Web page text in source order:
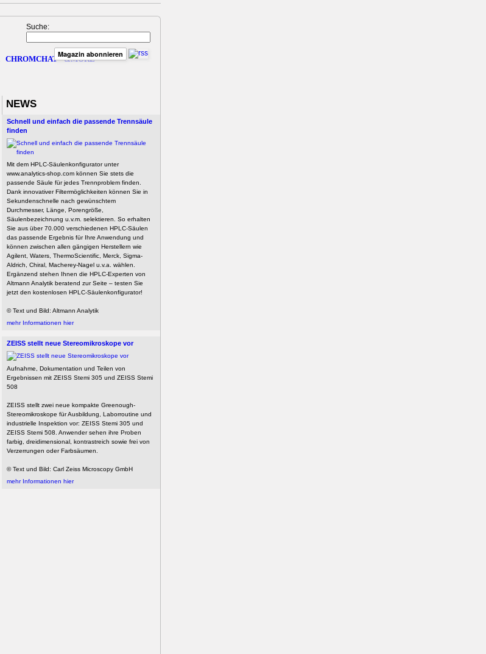
Suche:
Magazin abonnieren
CHROMCHAT &MORE
NEWS
Schnell und einfach die passende Trennsäule
finden
Mit dem HPLC-Säulenkonfigurator unter
www.analytics-shop.com können Sie stets die
passende Säule für jedes Trennproblem finden.
Dank innovativer Filtermöglichkeiten können Sie in
Sekundenschnelle nach gewünschtem
Durchmesser, Länge, Porengröße,
Säulenbezeichnung u.v.m. selektieren. So erhalten
Sie aus über 70.000 verschiedenen HPLC-Säulen
das passende Ergebnis für Ihre Anwendung und
können zwischen allen gängigen Herstellern wie
Agilent, Waters, ThermoScientific, Merck, Sigma-
Aldrich, Chiral, Macherey-Nagel u.v.a. wählen.
Ergänzend stehen Ihnen die HPLC-Experten von
Altmann Analytik beratend zur Seite – testen Sie
jetzt den kostenlosen HPLC-Säulenkonfigurator!
© Text und Bild: Altmann Analytik
mehr Informationen hier
ZEISS stellt neue Stereomikroskope vor
Aufnahme, Dokumentation und Teilen von
Ergebnissen mit ZEISS Stemi 305 und ZEISS Stemi
508
ZEISS stellt zwei neue kompakte Greenough-
Stereomikroskope für Ausbildung, Laborroutine und
industrielle Inspektion vor: ZEISS Stemi 305 und
ZEISS Stemi 508. Anwender sehen ihre Proben
farbig, dreidimensional, kontrastreich sowie frei von
Verzerrungen oder Farbsäumen.
© Text und Bild: Carl Zeiss Microscopy GmbH
mehr Informationen hier